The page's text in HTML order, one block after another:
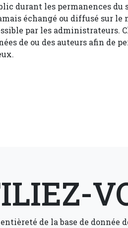
durant les permanences du
échangé ou diffusé sur le
par les administrateurs.
de ou des auteurs afin de
de la base de donnée